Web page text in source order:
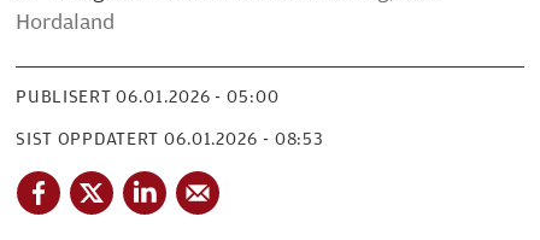
Hordaland
PUBLISERT 06.01.2026 - 05:00
SIST OPPDATERT 06.01.2026 - 08:53